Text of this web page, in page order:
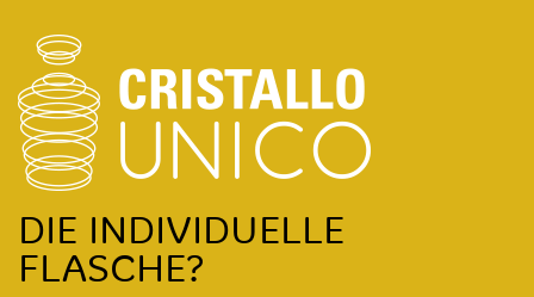
DIE INDIVIDUELLE
FLASCHE?